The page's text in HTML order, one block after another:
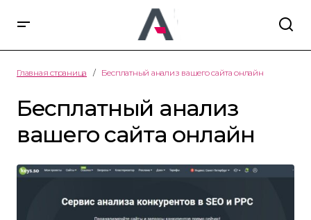
Главная страница Бесплатный анализ вашего сайта онлайн
Бесплатный анализ
вашего сайта онлайн